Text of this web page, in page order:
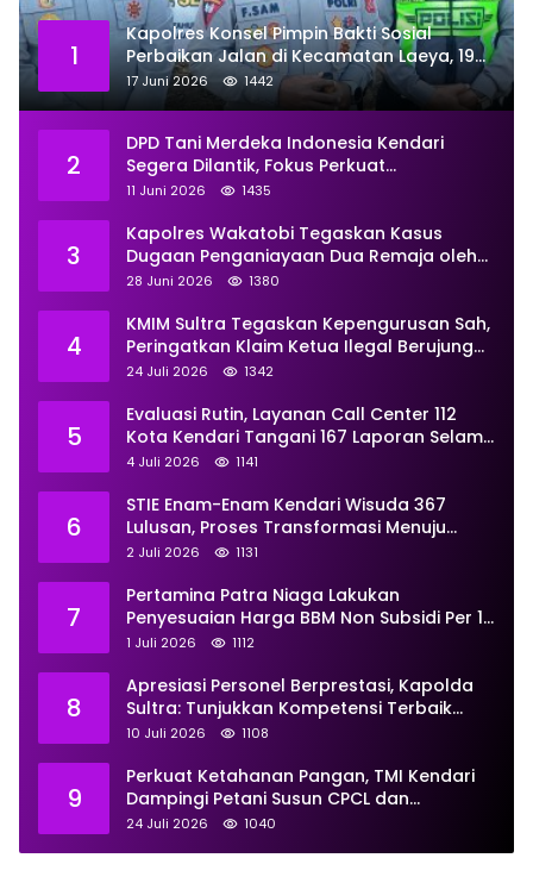
1
Kapolres Konsel Pimpin Bakti Sosial
Perbaikan Jalan di Kecamatan Laeya, 19
Titik Rusak Siap Ditambal
17 Juni 2026 1442
2
DPD Tani Merdeka Indonesia Kendari
Segera Dilantik, Fokus Perkuat
Pemberdayaan
11 Juni 2026 1435
3
Kapolres Wakatobi Tegaskan Kasus
Dugaan Penganiayaan Dua Remaja oleh
Dua Anggota Ditangani Secara
28 Juni 2026 1380
4
KMIM Sultra Tegaskan Kepengurusan Sah,
Peringatkan Klaim Ketua Ilegal Berujung
Proses Hukum
24 Juli 2026 1342
5
Evaluasi Rutin, Layanan Call Center 112
Kota Kendari Tangani 167 Laporan Selama
Juni
4 Juli 2026 1141
6
STIE Enam-Enam Kendari Wisuda 367
Lulusan, Proses Transformasi Menuju
Universitas Resmi Diterima
2 Juli 2026 1131
7
Pertamina Patra Niaga Lakukan
Penyesuaian Harga BBM Non Subsidi Per 1
Juli 2026, Berikut Rinciannya
1 Juli 2026 1112
8
Apresiasi Personel Berprestasi, Kapolda
Sultra: Tunjukkan Kompetensi Terbaik
untuk Masyarakat
10 Juli 2026 1108
9
Perkuat Ketahanan Pangan, TMI Kendari
Dampingi Petani Susun CPCL dan
Persiapkan Sentra Ayam Petelur
24 Juli 2026 1040